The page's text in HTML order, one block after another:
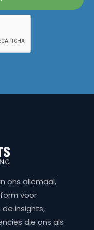
ons allemaal,
voor
de insights,
die ons als